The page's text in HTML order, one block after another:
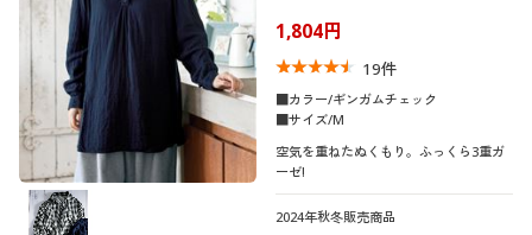
1,804円
19件
■カラー/ギンガムチェック
■サイズ/M
空気を重ねたぬくもり。ふっくら3重ガ
ーゼ!
2024年秋冬販売商品